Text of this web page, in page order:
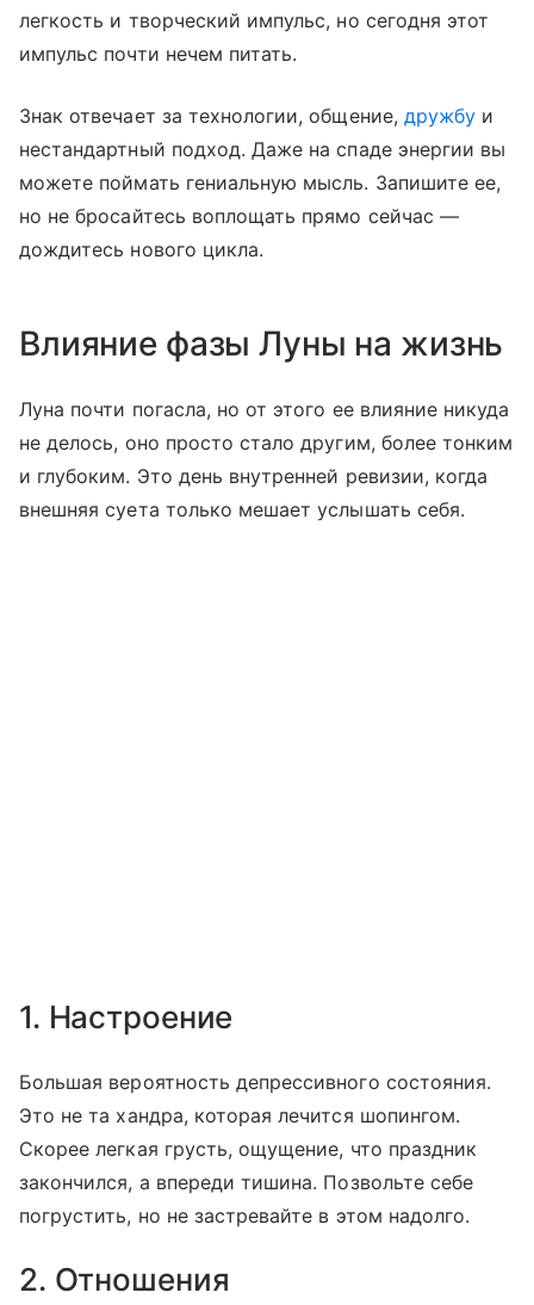
легкость и творческий импульс, но сегодня этот
импульс почти нечем питать.
Знак отвечает за технологии, общение, дружбу и
нестандартный подход. Даже на спаде энергии вы
можете поймать гениальную мысль. Запишите ее,
но не бросайтесь воплощать прямо сейчас —
дождитесь нового цикла.
Влияние фазы Луны на жизнь
Луна почти погасла, но от этого ее влияние никуда
не делось, оно просто стало другим, более тонким
и глубоким. Это день внутренней ревизии, когда
внешняя суета только мешает услышать себя.
1. Настроение
Большая вероятность депрессивного состояния.
Это не та хандра, которая лечится шопингом.
Скорее легкая грусть, ощущение, что праздник
закончился, а впереди тишина. Позвольте себе
погрустить, но не застревайте в этом надолго.
2. Отношения